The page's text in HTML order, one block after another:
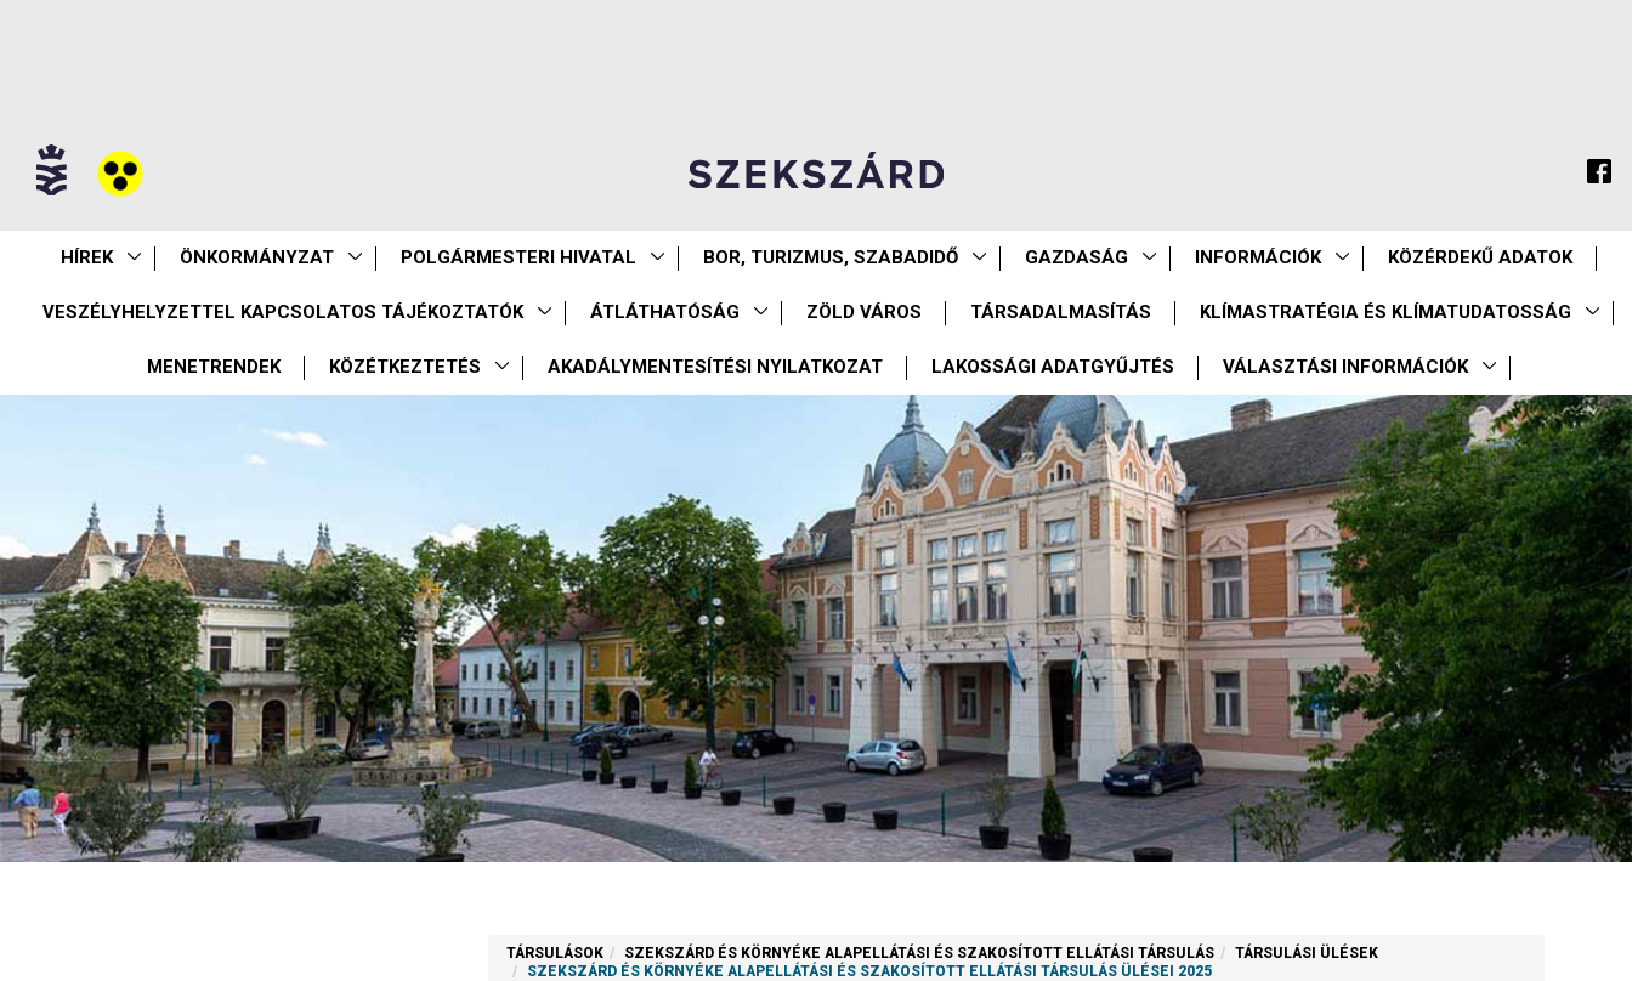
HÍREK ÖNKORMÁNYZAT POLGÁRMESTERI HIVATAL BOR, TURIZMUS, SZABADIDŐ GAZDASÁG INFORMÁCIÓK KÖZÉRDEKŰ ADATOK
VESZÉLYHELYZETTEL KAPCSOLATOS TÁJÉKOZTATÓK ÁTLÁTHATÓSÁG ZÖLD VÁROS TÁRSADALMASÍTÁS KLÍMASTRATÉGIA ÉS KLÍMATUDATOSSÁG
MENETRENDEK KÖZÉTKEZTETÉS AKADÁLYMENTESÍTÉSI NYILATKOZAT LAKOSSÁGI ADATGYŰJTÉS VÁLASZTÁSI INFORMÁCIÓK
TÁRSULÁSOK SZEKSZÁRD ÉS KÖRNYÉKE ALAPELLÁTÁSI ÉS SZAKOSÍTOTT ELLÁTÁSI TÁRSULÁS
TÁRSULÁSI ÜLÉSEK
SZEKSZÁRD ÉS KÖRNYÉKE ALAPELLÁTÁSI ÉS SZAKOSÍTOTT ELLÁTÁSI TÁRSULÁS ÜLÉSEI 2025